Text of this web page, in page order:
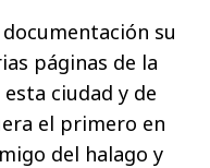
su
páginas de la
ciudad y de
el primero en
del halago y